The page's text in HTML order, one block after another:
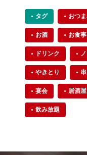
タグ おつ
お酒 お食事
ドリンク
やきとり
宴会 居酒屋
飲み放題